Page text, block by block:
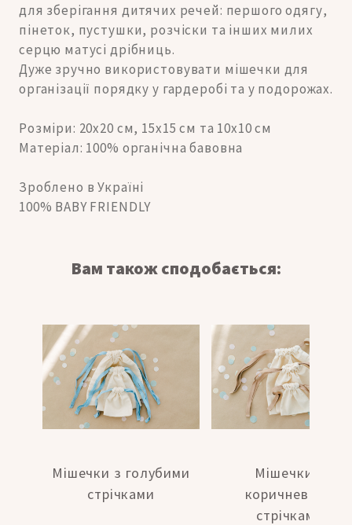
для зберігання дитячих речей: першого одягу,
пінеток, пустушки, розчіски та інших милих
серцю матусі дрібниць.
Дуже зручно використовувати мішечки для
організації порядку у гардеробі та у подорожах.
Розміри: 20х20 см, 15х15 см та 10х10 см
Матеріал: 100% органічна бавовна
Зроблено в Україні
100% BABY FRIENDLY
Вам також сподобається:
Мішечки з голубими
стрічками
Мішечки з
коричневими
стрічками